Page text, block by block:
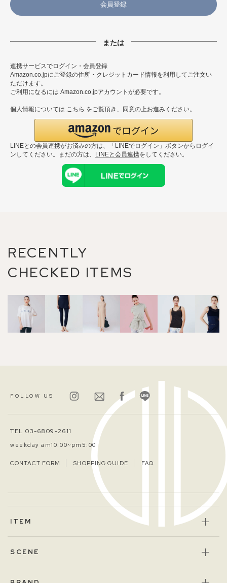
会員登録
連携サービスでログイン・会員登録
Amazon.co.jpにご登録の住所・クレジットカード情報を利用してご注文い
ただけます。
ご利用になるには Amazon.co.jpアカウントが必要です。
個人情報については こちら をご覧頂き、同意の上お進みください。
LINEとの会員連携がお済みの方は、「LINEでログイン」ボタンからログイ
ンしてください。まだの方は、
LINEと会員連携をしてください。
RECENTLY
CHECKED ITEMS
FOLLOW US
TEL 03-6809-2611
weekday am10:00~pm5:00
CONTACT FORM SHOPPING GUIDE FAQ
ITEM
SCENE